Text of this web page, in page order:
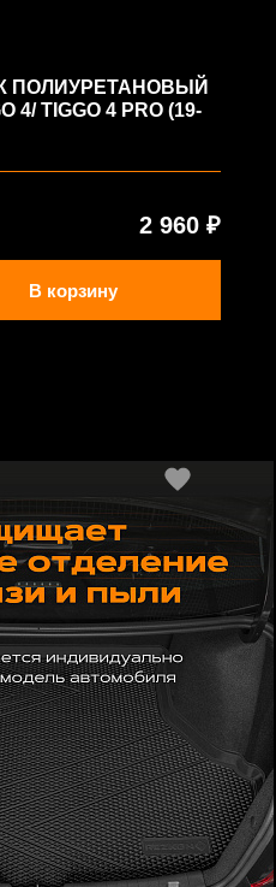
ПОЛИУРЕТАНОВЫЙ
4/ TIGGO 4 PRO (19-
2 960 ₽
В корзину